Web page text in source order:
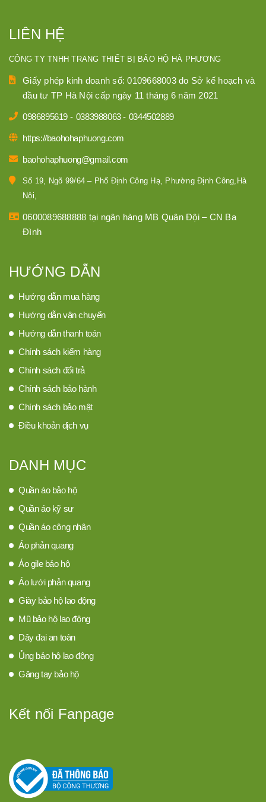
LIÊN HỆ
CÔNG TY TNHH TRANG THIẾT BỊ BẢO HỘ HÀ PHƯƠNG
Giấy phép kinh doanh số: 0109668003 do Sở kế hoạch và
đầu tư TP Hà Nội cấp ngày 11 tháng 6 năm 2021
0986895619 - 0383988063- 0344502889
https://baohohaphuong.com
baohohaphuong@gmail.com
Số 19, Ngõ 99/64 – Phố Định Công Hạ, Phường Định Công,Hà
Nội,
0600089688888 tại ngân hàng MB Quân Đội – CN Ba
Đình
HƯỚNG DẪN
Hướng dẫn mua hàng
Hướng dẫn vận chuyển
Hướng dẫn thanh toán
Chính sách kiểm hàng
Chính sách đổi trả
Chính sách bảo hành
Chính sách bảo mật
Điều khoản dịch vụ
DANH MỤC
Quần áo bảo hộ
Quần áo kỹ sư
Quần áo công nhân
Áo phản quang
Áo gile bảo hộ
Áo lưới phản quang
Giày bảo hộ lao động
Mũ bảo hộ lao động
Dây đai an toàn
Ủng bảo hộ lao động
Găng tay bảo hộ
Kết nối Fanpage